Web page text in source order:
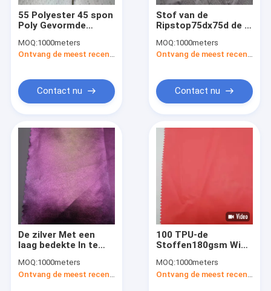
55 Polyester 45 spon
Poly Gevormde
cloquéstof
300DX12S 280Gsm
Water Bestand Stof
MOQ:1000meters
Ontvang de meest recente Prijs
Contact nu
Stof van de
Ripstop75dx75d de In
voor Jasje Wind
Waterdicht
MOQ:1000meters
Ontvang de meest recente Prijs
Contact nu
De zilver Met een
laag bedekte In te
van 75DX75D voor
Jasje Wind
MOQ:1000meters
100 TPU-de
Stoffen180gsm Wind
de Winterjasje
MOQ:1000meters